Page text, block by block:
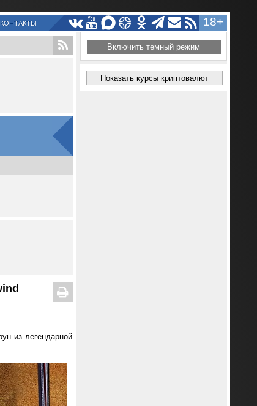
18+
КОНТАКТЫ
из легендарной
Включить темный режим
Показать курсы криптовалют